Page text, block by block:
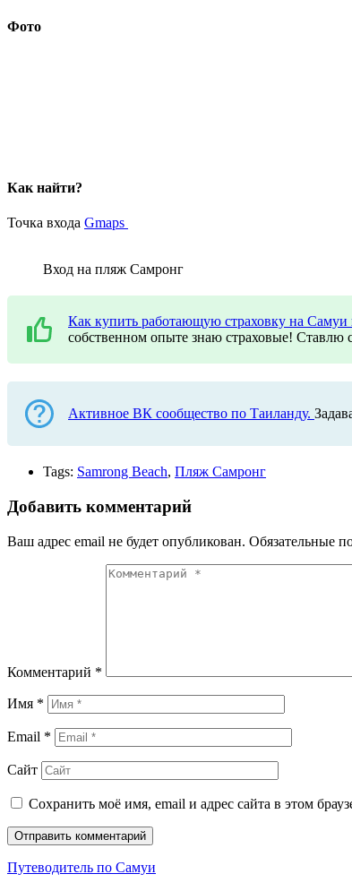
Фото
Как найти?
Точка входа Gmaps
Вход на пляж Самронг
Как купить работающую страховку на Самуи
собственном опыте знаю страховые! Ставлю
Активное ВК сообщество по Таиланду.
Tags: Samrong Beach, Пляж Самронг
Добавить комментарий
Ваш адрес email не будет опубликован. Обязательные
Комментарий *
Имя *
Email *
Сайт
Сохранить моё имя, email и адрес сайта в этом
Путеводитель по Самуи